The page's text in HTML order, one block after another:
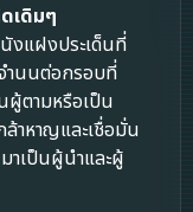
เดิมๆ
งแฝงประเด็นที่
ำนนต่อกรอบที่
ผู้ตามหรือเป็น
ล้าหาญและเชื่อมั่น
าเป็นผู้นำและผู้